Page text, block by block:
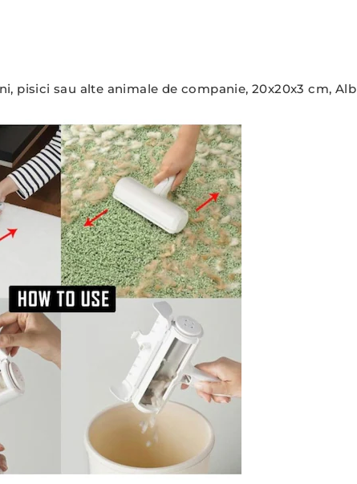
pisici sau alte animale de companie, 20x20x3 cm, Alb